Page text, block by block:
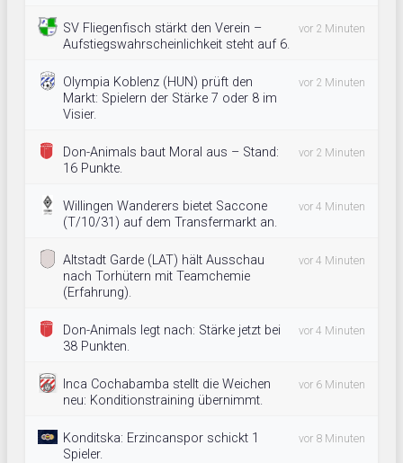
SV Fliegenfisch stärkt den Verein –
Aufstiegswahrscheinlichkeit steht auf 6.
vor 2 Minuten
Olympia Koblenz (HUN) prüft den
Markt: Spielern der Stärke 7 oder 8 im
Visier.
vor 2 Minuten
Don-Animals baut Moral aus – Stand:
16 Punkte.
vor 2 Minuten
Willingen Wanderers bietet Saccone
(T/10/31) auf dem Transfermarkt an.
vor 4 Minuten
Altstadt Garde (LAT) hält Ausschau
nach Torhütern mit Teamchemie
(Erfahrung).
vor 4 Minuten
Don-Animals legt nach: Stärke jetzt bei
38 Punkten.
vor 4 Minuten
Inca Cochabamba stellt die Weichen
neu: Konditionstraining übernimmt.
vor 6 Minuten
Konditska: Erzincanspor schickt 1
Spieler.
vor 8 Minuten